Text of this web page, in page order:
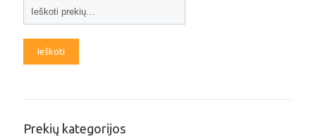
Ieškoti
Prekių kategorijos